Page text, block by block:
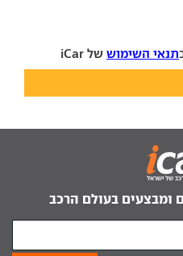
תנאי השימוש של iCar
ומבצעים בעולם הרכב